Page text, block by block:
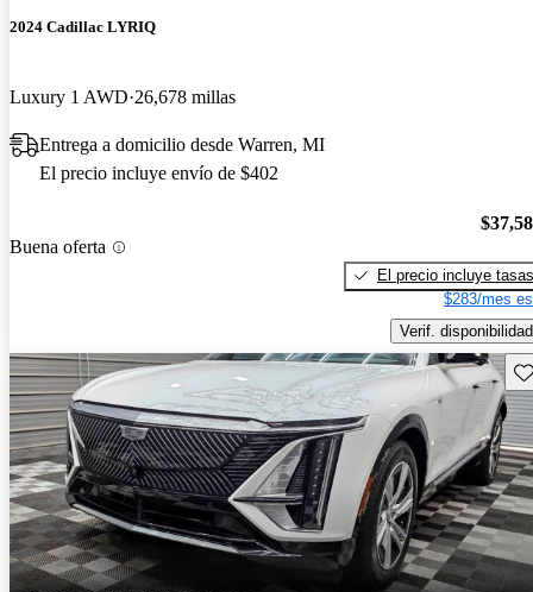
2024 Cadillac LYRIQ
Luxury 1 AWD 26,678 millas
Entrega a domicilio desde Warren, MI
El precio incluye envío de $402
Buena oferta
El precio incluye tasas
$283/mes
Verif. disponibilidad